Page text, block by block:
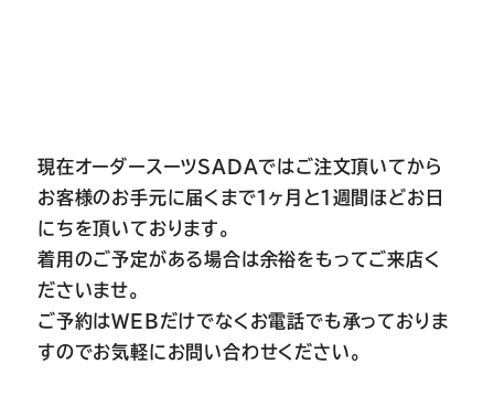
現在オーダースーツSADAではご注文頂いてから
お客様のお手元に届くまで１ヶ月と１週間ほどお日
にちを頂いております。
着用のご予定がある場合は余裕をもってご来店く
ださいませ。
ご予約はWEBだけでなくお電話でも承っておりま
すのでお気軽にお問い合わせください。